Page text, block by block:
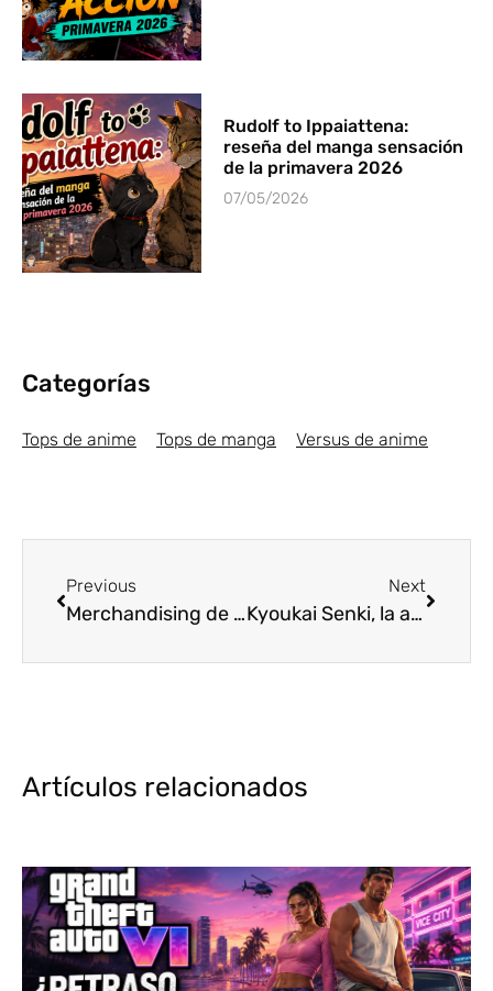
Rudolf to Ippaiattena:
reseña del manga sensación
de la primavera 2026
07/05/2026
Categorías
Tops de anime Tops de manga Versus de anime
Previous
Merchandising de anime: ¿Moda o adicción?
Next
Kyoukai Senki, la apuesta de Bandai Spirits para el otoño 2021
Artículos relacionados